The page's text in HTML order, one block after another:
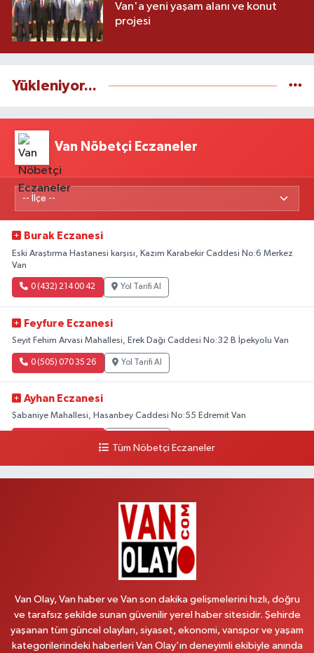
Van'a yeni yaşam alanı ve konut
projesi
Yükleniyor...
Van Nöbetçi Eczaneler
Burak Eczanesi
Eski Araştırma Hastanesi karşısı, Kazım Karabekir Caddesi No:6 Merkez
Van
0 (432) 214 00 42 Yol Tarifi Al
Feyfure Eczanesi
Seyit Fehim Arvasi Mahallesi, Erek Dağı Caddesi No:32 B İpekyolu Van
0 (505) 070 35 26 Yol Tarifi Al
Ayhan Eczanesi
Şabaniye Mahallesi, Hasanbey Caddesi No:55 Edremit Van
Yol Tarifi Al
Vanyolu Mahallesi, Kara Yusuf Bey Caddesi No:99 B Erciş Van
0 (432) 351 02 96 Yol Tarifi Al
Koç Eczanesi
Tüm Nöbetçi Eczaneler
Van Olay, Van haber ve Van son dakika gelişmelerini hızlı, doğru
ve tarafsız şekilde sunan güvenilir yerel haber sitesidir. Şehirde
yaşanan tüm güncel olayları, siyaset, ekonomi, vanspor ve yaşam
kategorilerindeki haberleri Van Olay’ın deneyimli ekibiyle anında